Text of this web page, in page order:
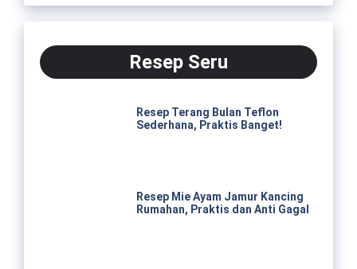
Resep Seru
Resep Terang Bulan Teflon
Sederhana, Praktis Banget!
Resep Mie Ayam Jamur Kancing
Rumahan, Praktis dan Anti Gagal